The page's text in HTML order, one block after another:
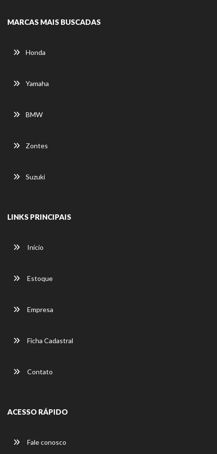
MARCAS MAIS BUSCADAS
Honda
Yamaha
BMW
Zontes
Suzuki
LINKS PRINCIPAIS
Início
Estoque
Empresa
Ficha Cadastral
Contato
ACESSO RÁPIDO
Fale conosco